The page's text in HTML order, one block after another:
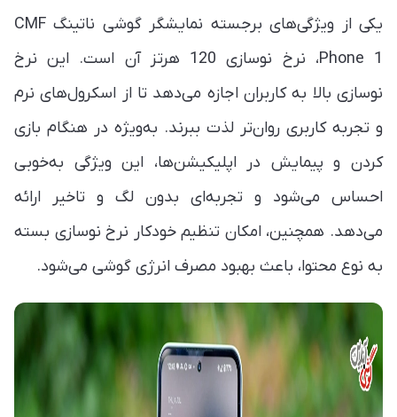
یکی از ویژگی‌های برجسته‌ نمایشگر گوشی ناتینگ CMF
Phone 1، نرخ نوسازی 120 هرتز آن است. این نرخ
نوسازی بالا به کاربران اجازه می‌دهد تا از اسکرول‌های نرم
و تجربه‌ کاربری روان‌تر لذت ببرند. به‌ویژه در هنگام بازی
کردن و پیمایش در اپلیکیشن‌ها، این ویژگی به‌خوبی
احساس می‌شود و تجربه‌ای بدون لگ و تاخیر ارائه
می‌دهد. همچنین، امکان تنظیم خودکار نرخ نوسازی بسته
به نوع محتوا، باعث بهبود مصرف انرژی گوشی می‌شود.